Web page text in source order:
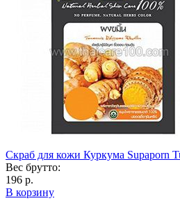
Скраб для кожи Куркума Supaporn
Вес брутто:
196 р.
В корзину